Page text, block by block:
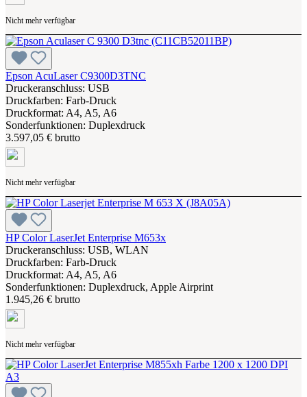
Nicht mehr verfügbar
Epson AcuLaser C9300D3TNC
Druckeranschluss: USB
Druckfarben: Farb-Druck
Druckformat: A4, A5, A6
Sonderfunktionen: Duplexdruck
3.597,05 € brutto
Nicht mehr verfügbar
HP Color LaserJet Enterprise M653x
Druckeranschluss: USB, WLAN
Druckfarben: Farb-Druck
Druckformat: A4, A5, A6
Sonderfunktionen: Duplexdruck, Apple Airprint
1.945,26 € brutto
Nicht mehr verfügbar